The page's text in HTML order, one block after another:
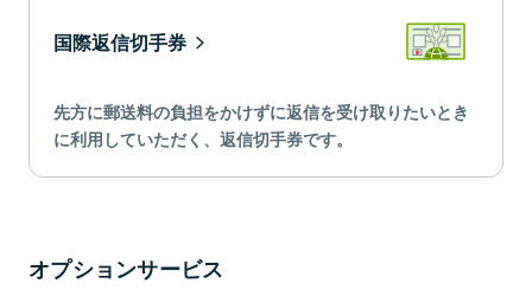
国際返信切手券
先方に郵送料の負担をかけずに返信を受け取りたいとき
に利用していただく、返信切手券です。
オプションサービス